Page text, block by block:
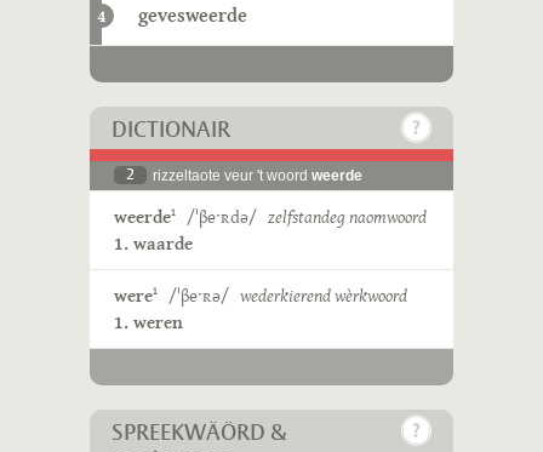
4 gevesweerde
DICTIONAIR
2 rizzeltaote veur 't woord weerde
weerde1 /ˈβeˑʀdə/ zelfstandeg naomwoord
1. waarde
were1 /ˈβeˑʀə/ wederkierend wèrkwoord
1. weren
SPREEKWÄÖRD &